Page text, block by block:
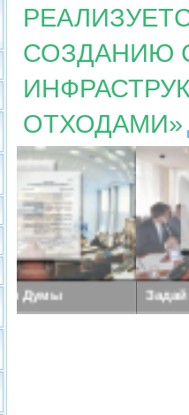
СОЗДАНИЮ
ОТХОДАМИ»
Задай вопрос